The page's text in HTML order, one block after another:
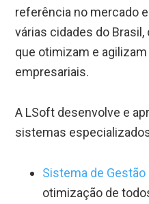
referência no mercado
várias cidades do
que otimizam e
empresariais.
A LSoft desenvolve e
sistemas
Sistema de Gestão
otimização de